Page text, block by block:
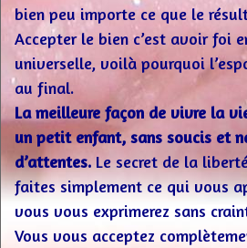
bien peu importe ce que le
Accepter le bien c’est avoir foi
universelle, voilà pourquoi
au final.
La meilleure façon de vivre la
un petit enfant, sans soucis et
d’attentes.Le secret de la
faites simplement ce qui vous
vous vous exprimerez sans
Vous vous acceptez